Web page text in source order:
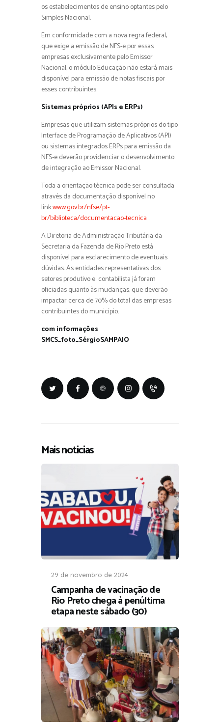
os estabelecimentos de ensino optantes pelo
Simples Nacional.
Em conformidade com a nova regra federal,
que exige a emissão de NFS-e por essas
empresas exclusivamente pelo Emissor
Nacional, o módulo Educação não estará mais
disponível para emissão de notas fiscais por
esses contribuintes.
Sistemas próprios (APIs e ERPs)
Empresas que utilizam sistemas próprios do tipo
Interface de Programação de Aplicativos (API)
ou sistemas integrados ERPs para emissão da
NFS-e deverão providenciar o desenvolvimento
de integração ao Emissor Nacional.
Toda a orientação técnica pode ser consultada
através da documentação disponível no
linkwww.gov.br/nfse/pt-
br/biblioteca/documentacao-tecnica .
A Diretoria de Administração Tributária da
Secretaria da Fazenda de Rio Preto está
disponível para esclarecimento de eventuais
dúvidas. As entidades representativas dos
setores produtivo e contabilista já foram
oficiadas quanto às mudanças, que deverão
impactar cerca de 70% do total das empresas
contribuintes do município.
com informações
SMCS_foto_SérgioSAMPAIO
Mais noticias
29 de novembro de 2024
Campanha de vacinação de
Rio Preto chega à penúltima
etapa neste sábado (30)